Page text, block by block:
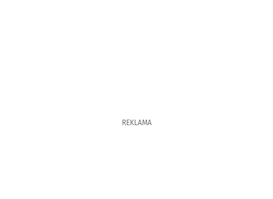
REKLAMA